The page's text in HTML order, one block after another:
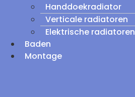
Handdoekradiator
Verticale radiatoren
Elektrische radiatoren
Baden
Montage